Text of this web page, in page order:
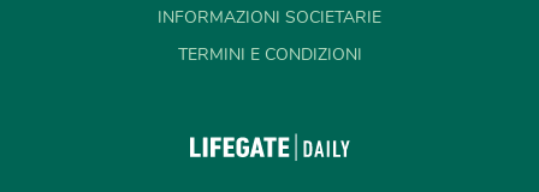
INFORMAZIONI SOCIETARIE
TERMINI E CONDIZIONI